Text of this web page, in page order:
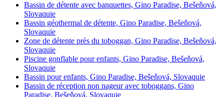
Bassin de détente avec banquettes, Gino Paradise, Bešeňová,
Slovaquie
Bassin géothermal de détente, Gino Paradise, Bešeňová,
Slovaquie
Zone de détente près du toboggan, Gino Paradise, Bešeňová,
Slovaquie
Piscine gonflable pour enfants, Gino Paradise, Bešeňová,
Slovaquie
Bassin pour enfants, Gino Paradise, Bešeňová, Slovaquie
Bassin de réception non nageur avec toboggans, Gino
Paradise, Bešeňová, Slovaquie